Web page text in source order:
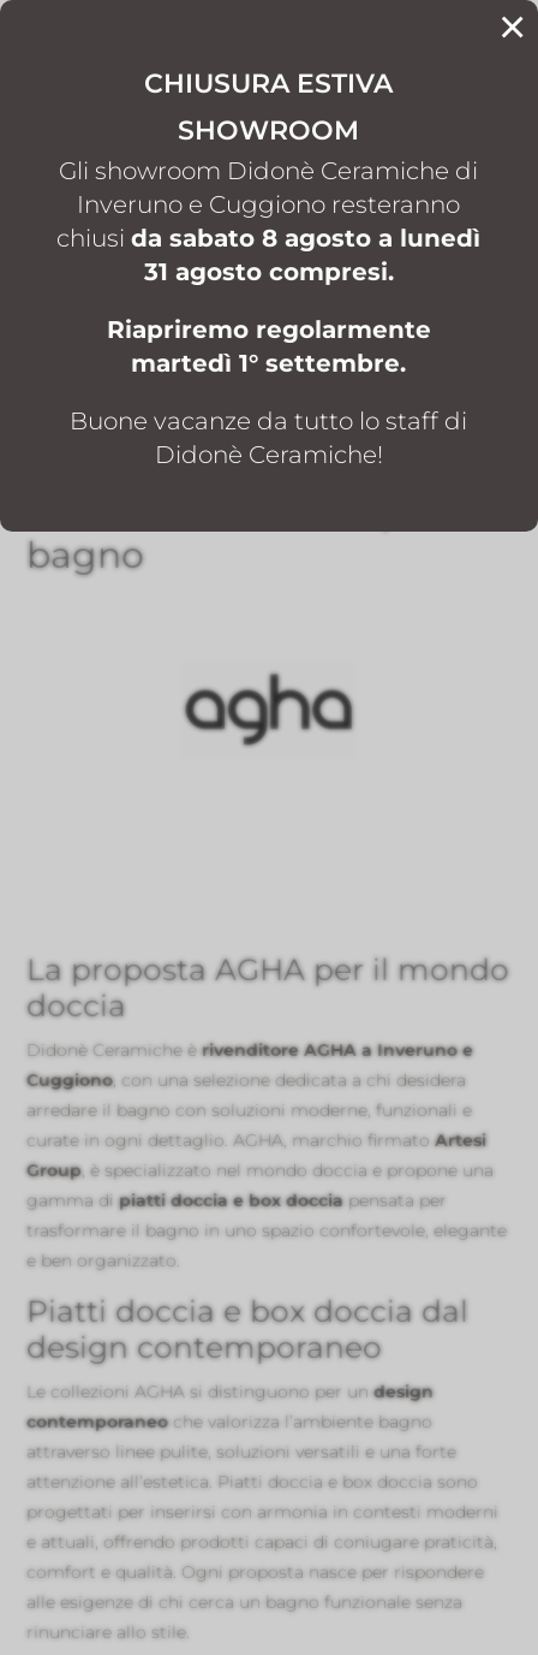
×
CHIUSURA ESTIVA
SHOWROOM
Gli showroom Didonè Ceramiche di
Inveruno e Cuggiono resteranno
chiusida sabato 8 agosto a lunedì
31 agosto compresi.
Riapriremo regolarmente
martedì 1° settembre.
Buone vacanze da tutto lo staff di
Didonè Ceramiche!
PIATTI DOCCIA|BOX DOCCIA
Piatti doccia e box doccia
AGHA a Inveruno e
Cuggiono: design
contemporaneo e
bagno
La proposta AGHA per il mondo
doccia
Didonè Ceramiche èrivenditore AGHA a Inveruno e
Cuggiono, con una selezione dedicata a chi desidera
arredare il bagno con soluzioni moderne, funzionali e
curate in ogni dettaglio. AGHA, marchio firmatoArtesi
Group, è specializzato nel mondo doccia e propone una
gamma dipiatti doccia e box doccia pensata per
trasformare il bagno in uno spazio confortevole, elegante
e ben organizzato.
Piatti doccia e box doccia dal
design contemporaneo
Le collezioni AGHA si distinguono per undesign
contemporaneoche valorizza l’ambiente bagno
attraverso linee pulite, soluzioni versatili e una forte
attenzione all’estetica. Piatti doccia e box doccia sono
progettati per inserirsi con armonia in contesti moderni
e attuali, offrendo prodotti capaci di coniugare praticità,
comfort e qualità. Ogni proposta nasce per rispondere
alle esigenze di chi cerca un bagno funzionale senza
rinunciare allo stile.